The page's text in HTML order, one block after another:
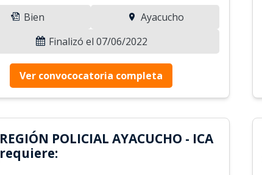
Bien
Ayacucho
Finalizó el 07/06/2022
Ver convococatoria completa
REGIÓN POLICIAL AYACUCHO - ICA
requiere: